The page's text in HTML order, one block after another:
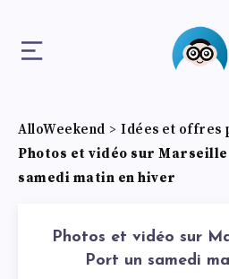
AlloWeekend > Idées et offres
Photos et vidéo sur Marseille
samedi matin en hiver
Photos et vidéo sur
Port un samedi